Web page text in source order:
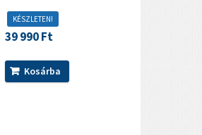
KÉSZLETEN!
39 990 Ft
Kosárba